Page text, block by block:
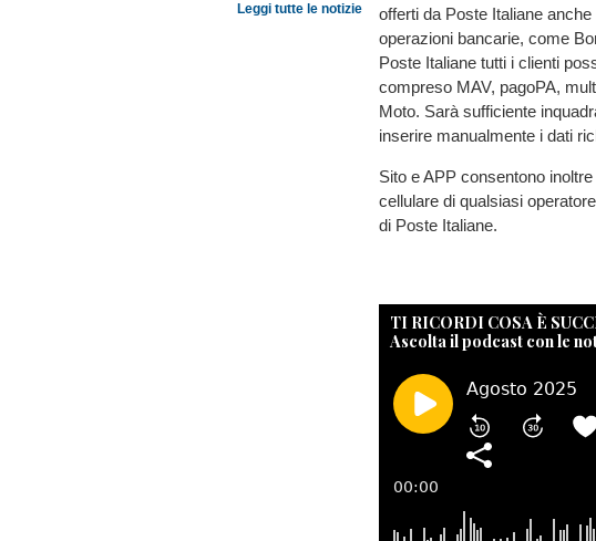
Leggi tutte le notizie
offerti da Poste Italiane
operazioni bancarie, come
Poste Italiane tutti i clienti
compreso MAV, pagoPA,
Moto. Sarà sufficiente
inserire manualmente i dati
Sito e APP consentono
cellulare di qualsiasi
di Poste Italiane.
TI RICORDI COSA È
Ascolta il podcast con le